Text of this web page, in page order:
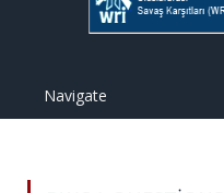
Navigate